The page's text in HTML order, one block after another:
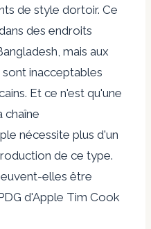
de style dortoir. Ce
des endroits
mais aux
inacceptables
Et ce n'est qu'une
chaîne
nécessite plus d'un
de ce type.
elles être
d'Apple Tim Cook